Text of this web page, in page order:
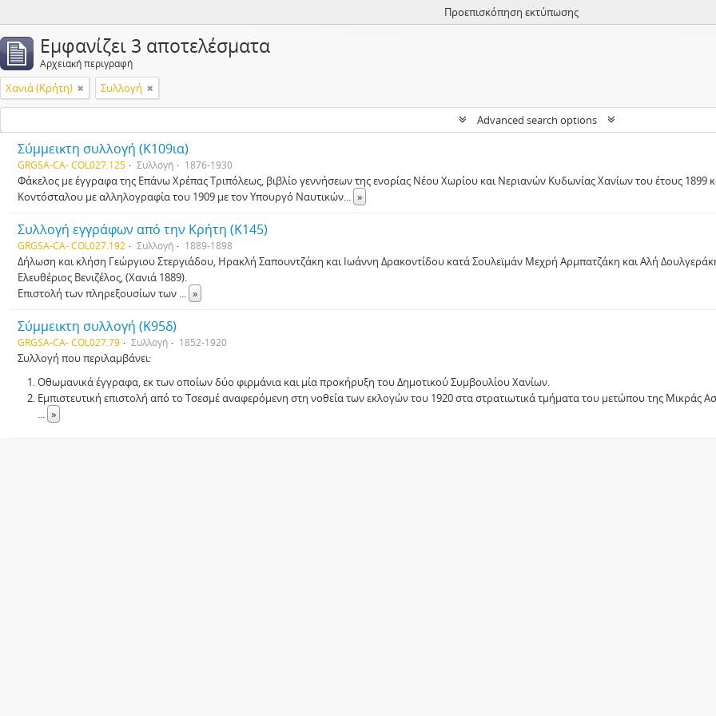
Προεπισκόπηση εκτύπωσης
Εμφανίζει 3 αποτελέσματα
Αρχειακή περιγραφή
Χανιά (Κρήτη) Συλλογή
Advanced search options
Σύμμεικτη συλλογή (Κ109ια)
GRGSA-CA- COL027.125 Συλλογή 1876-1930
Φάκελος με έγγραφα της Επάνω Χρέπας Τριπόλεως, βιβλίο γεννήσεων της ενορίας Νέου Χωρίου και Νεριανών Κυδωνίας Χανίων του έτους
Κοντόσταλου με αλληλογραφία του 1909 με τον Υπουργό Ναυτικών... »
Συλλογή εγγράφων από την Κρήτη (Κ145)
GRGSA-CA- COL027.192 Συλλογή 1889-1898
Δήλωση και κλήση Γεώργιου Στεργιάδου, Ηρακλή Σαπουντζάκη και Ιωάννη Δρακοντίδου κατά Σουλεϊμάν Μεχρή Αρμπατζάκη και Αλή
Ελευθέριος Βενιζέλος, (Χανιά 1889).
Επιστολή των πληρεξουσίων των ... »
Σύμμεικτη συλλογή (Κ95δ)
GRGSA-CA- COL027.79 Συλλογή 1852-1920
Συλλογή που περιλαμβάνει:
Οθωμανικά έγγραφα, εκ των οποίων δύο φιρμάνια και μία προκήρυξη του Δημοτικού Συμβουλίου Χανίων.
Εμπιστευτική επιστολή από το Τσεσμέ αναφερόμενη στη νοθεία των εκλογών του 1920 στα στρατιωτικά τμήματα του μετώπου της Μικράς
... »